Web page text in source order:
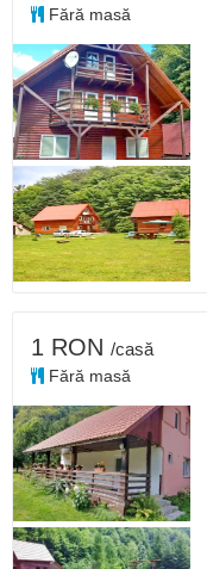
Fără masă
1 RON /casă
Fără masă